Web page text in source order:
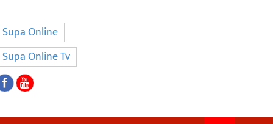
Supa Online
Supa Online Tv